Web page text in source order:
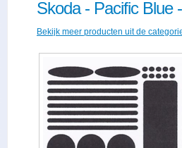
Skoda - Pacific Blue
Bekijk meer producten uit de